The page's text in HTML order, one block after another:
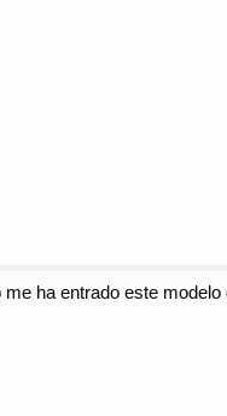
ha entrado este